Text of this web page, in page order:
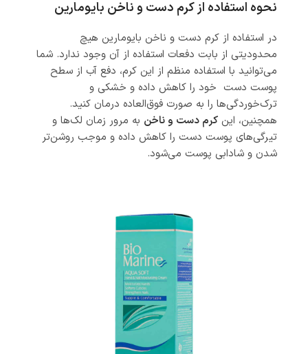
نحوه استفاده از کرم دست و ناخن بایومارین
در استفاده از کرم دست و ناخن بایومارین هیچ
محدودیتی از بابت دفعات استفاده از آن وجود ندارد. شما
می‌توانید با استفاده منظم از این کرم، دفع آب از سطح
پوست دست خود را کاهش داده و خشکی و
ترک‌خوردگی‌ها را به صورت فوق‌العاده درمان کنید.
همچنین، این کرم دست و ناخن به مرور زمان لک‌ها و
تیرگی‌های پوست دست را کاهش داده و موجب روشن‌تر
شدن و شادابی پوست می‌شود.